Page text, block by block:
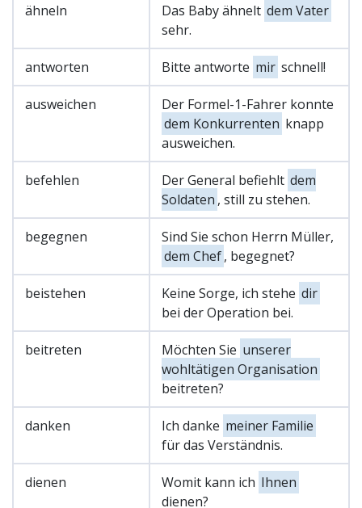
ähneln Das Baby ähnelt dem Vater
sehr.
antworten Bitte antworte mir schnell!
ausweichen
Der Formel-1-Fahrer konnte
dem Konkurrenten knapp
ausweichen.
befehlen Der General befiehlt dem
Soldaten , still zu stehen.
begegnen
Sind Sie schon Herrn Müller,
dem Chef, begegnet?
beistehen Keine Sorge, ich stehe dir
bei der Operation bei.
beitreten Möchten Sie unserer
wohltätigen Organisation
beitreten?
danken Ich danke meiner Familie
für das Verständnis.
dienen Womit kann ich Ihnen
dienen?